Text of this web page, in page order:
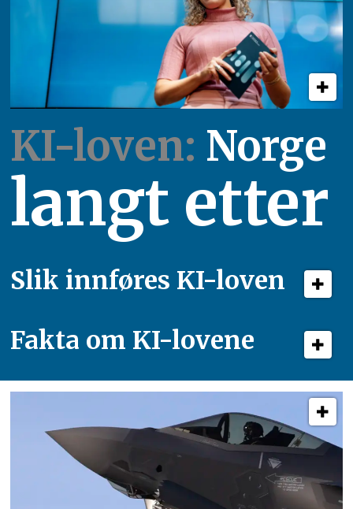
KI-loven: Norge
langt etter
Slik innføres KI-loven
Fakta om KI-lovene